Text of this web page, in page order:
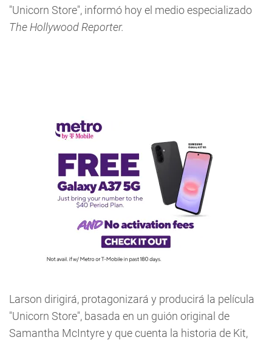
"Unicorn Store", informó hoy el medio especializado
The Hollywood Reporter.
Larson dirigirá, protagonizará y producirá la película
"Unicorn Store", basada en un guión original de
Samantha McIntyre y que cuenta la historia de Kit,